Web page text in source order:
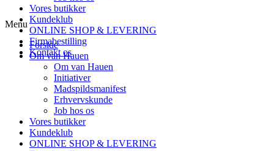
Vores butikker
Kundeklub
ONLINE SHOP & LEVERING
Firmabestilling
Kontakt os
Menu
Forside
Om van Hauen
Om van Hauen
Initiativer
Madspildsmanifest
Erhvervskunde
Job hos os
Vores butikker
Kundeklub
ONLINE SHOP & LEVERING